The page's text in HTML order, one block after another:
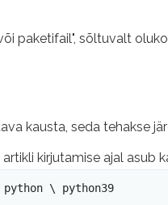
paketifail", sõltuvalt
kausta, seda tehakse
kirjutamise ajal asub
\ python39